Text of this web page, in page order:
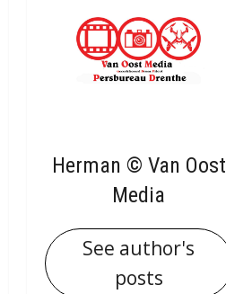
Herman © Van Oost
Media
See author's
posts